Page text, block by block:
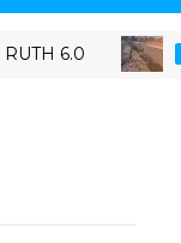
ESPORTE